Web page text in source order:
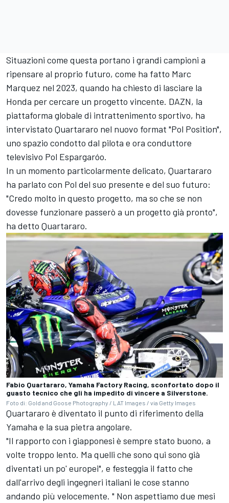
Situazioni come questa portano i grandi campioni a
ripensare al proprio futuro, come ha fatto Marc
Marquez nel 2023, quando ha chiesto di lasciare la
Honda per cercare un progetto vincente. DAZN, la
piattaforma globale di intrattenimento sportivo, ha
intervistato Quartararo nel nuovo format "Pol Position",
uno spazio condotto dal pilota e ora conduttore
televisivo Pol Espargaróo.
In un momento particolarmente delicato, Quartararo
ha parlato con Pol del suo presente e del suo futuro:
"Credo molto in questo progetto, ma so che se non
dovesse funzionare passerò a un progetto già pronto",
ha detto Quartararo.
Fabio Quartararo, Yamaha Factory Racing, sconfortato dopo il
guasto tecnico che gli ha impedito di vincere a Silverstone.
Foto di: Gold and Goose Photography / LAT Images / via Getty Images
Quartararo è diventato il punto di riferimento della
Yamaha e la sua pietra angolare.
"Il rapporto con i giapponesi è sempre stato buono, a
volte troppo lento. Ma quelli che sono qui sono già
diventati un po' europei", e festeggia il fatto che
dall'arrivo degli ingegneri italiani le cose stanno
andando più velocemente. " Non aspettiamo due mesi